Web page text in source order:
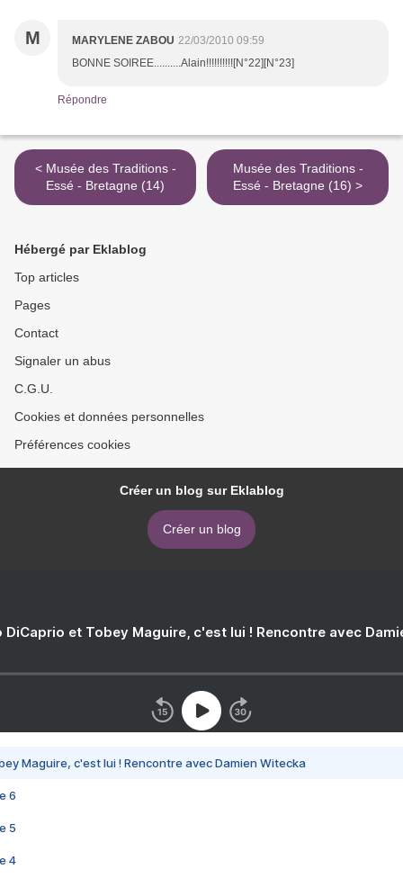
M MARYLENE ZABOU 22/03/2010 09:59
BONNE SOIREE..........Alain!!!!!!!!!![N°22][N°23]
Répondre
< Musée des Traditions -
Essé - Bretagne (14)
Musée des Traditions -
Essé - Bretagne (16) >
Hébergé par Eklablog
Top articles
Pages
Contact
Signaler un abus
C.G.U.
Cookies et données personnelles
Préférences cookies
Créer un blog sur Eklablog
Créer un blog
DiCaprio et Tobey Maguire, c'est lui ! Rencontre avec
Maguire, c'est lui ! Rencontre avec Damien Witecka
6
5
4